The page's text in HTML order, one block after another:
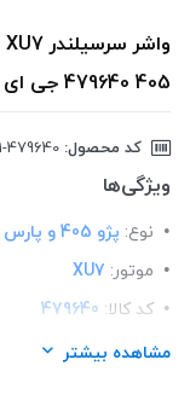
405 479640 جی ای اس پی
کد محصول:
ویژگی‌ها
نوع: پژو 405 و پارس و سمند
موتور: XU7
کد کالا: 479640
لیست محصولات:
مشاهده بیشتر